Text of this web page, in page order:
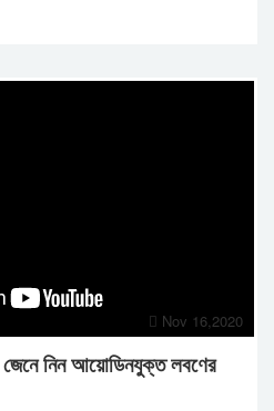
Nov 16,2020
নিন আয়োডিনযুক্ত লবণের